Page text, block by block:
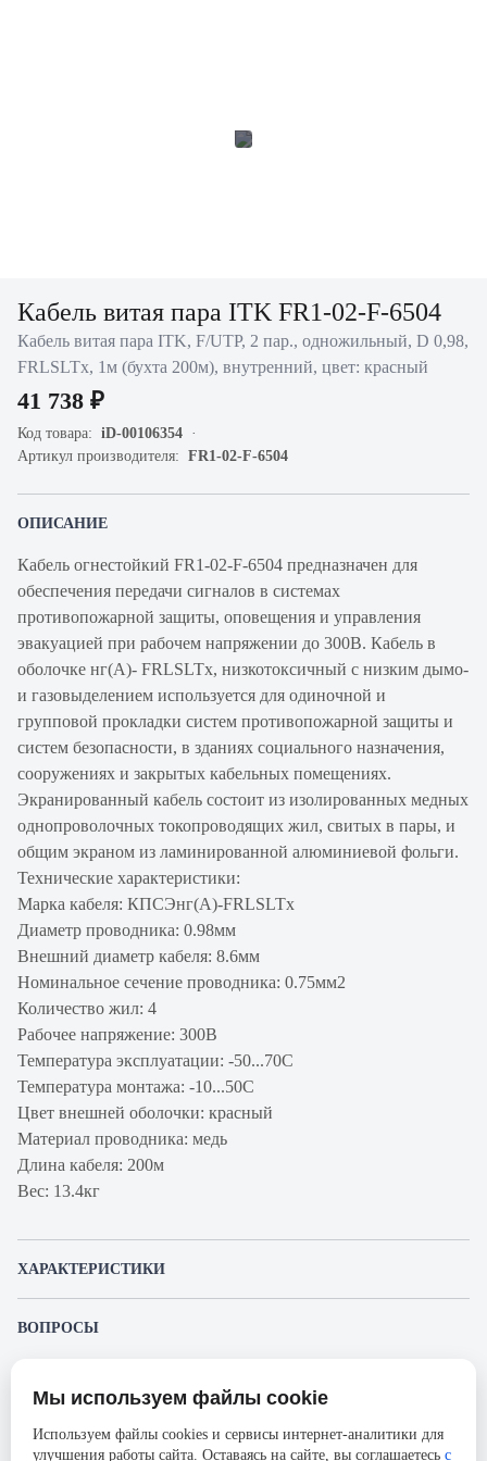
Кабель витая пара ITK FR1-02-F-6504
Кабель витая пара ITK, F/UTP, 2 пар., одножильный, D 0,98,
FRLSLTx, 1м (бухта 200м), внутренний, цвет: красный
41 738 ₽
Код товара: iD-00106354
Артикул производителя: FR1-02-F-6504
ОПИСАНИЕ
Кабель огнестойкий FR1-02-F-6504 предназначен для
обеспечения передачи сигналов в системах
противопожарной защиты, оповещения и управления
эвакуацией при рабочем напряжении до 300В. Кабель в
оболочке нг(А)- FRLSLTx, низкотоксичный с низким дымо-
и газовыделением используется для одиночной и
групповой прокладки систем противопожарной защиты и
систем безопасности, в зданиях социального назначения,
сооружениях и закрытых кабельных помещениях.
Экранированный кабель состоит из изолированных медных
однопроволочных токопроводящих жил, свитых в пары, и
общим экраном из ламинированной алюминиевой фольги.
Технические характеристики:
Марка кабеля: КПСЭнг(А)-FRLSLTx
Диаметр проводника: 0.98мм
Внешний диаметр кабеля: 8.6мм
Номинальное сечение проводника: 0.75мм2
Количество жил: 4
Рабочее напряжение: 300В
Температура эксплуатации: -50...70C
Температура монтажа: -10...50C
Цвет внешней оболочки: красный
Материал проводника: медь
Длина кабеля: 200м
Вес: 13.4кг
ХАРАКТЕРИСТИКИ
Производитель
Оболочка
FRLSLTx
ВОПРОСЫ
Представленные изображения и характеристики могут отличаться от реального
без предварительного уведомления. Компания АйДистрибьют не несёт
ответственности в случае не соответствия текущей модели товаров фотографиям,
Мы используем файлы cookie
Используем файлы cookies и сервисы интернет-аналитики для
улучшения работы сайта. Оставаясь на сайте, вы соглашаетесь с